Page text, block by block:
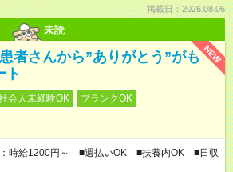
掲載日：2026.08.06
未読
NEW
者さんから”ありがとう”がも
ト
会人未経験OK
ブランクOK
：時給1200円～ ■週払いOK ■扶養内OK ■日収